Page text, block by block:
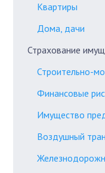
Квартиры
Дома, дачи
Страхование
Строительно-
Финансовые
Имущество
Воздушный